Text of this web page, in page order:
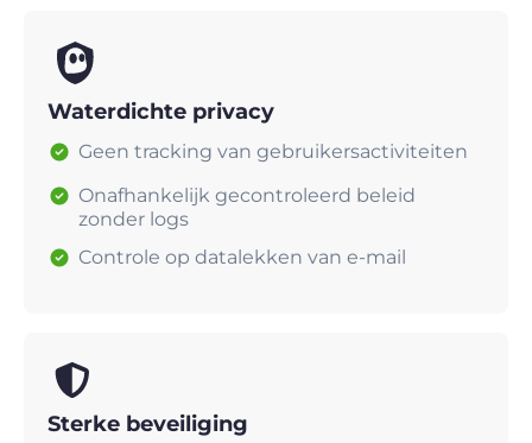
Waterdichte privacy
Geen tracking van gebruikersactiviteiten
Onafhankelijk gecontroleerd beleid
zonder logs
Controle op datalekken van e-mail
Sterke beveiliging